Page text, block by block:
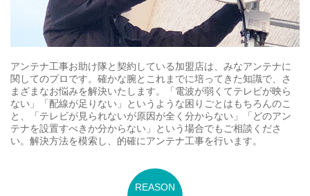
アンテナ工事お助け隊と契約している加盟店は、みなアンテナに
関してのプロです。確かな腕とこれまでに培ってきた知識で、さ
まざまなお悩みを解決いたします。「電波が弱くてテレビが映ら
ない」「配線が足りない」というような困りごとはもちろんのこ
と、「テレビが見られないが原因が全く分からない」「どのアン
テナを設置すべきか分からない」という場合でもご相談くださ
い。解決方法を模索し、的確にアンテナ工事を行います。